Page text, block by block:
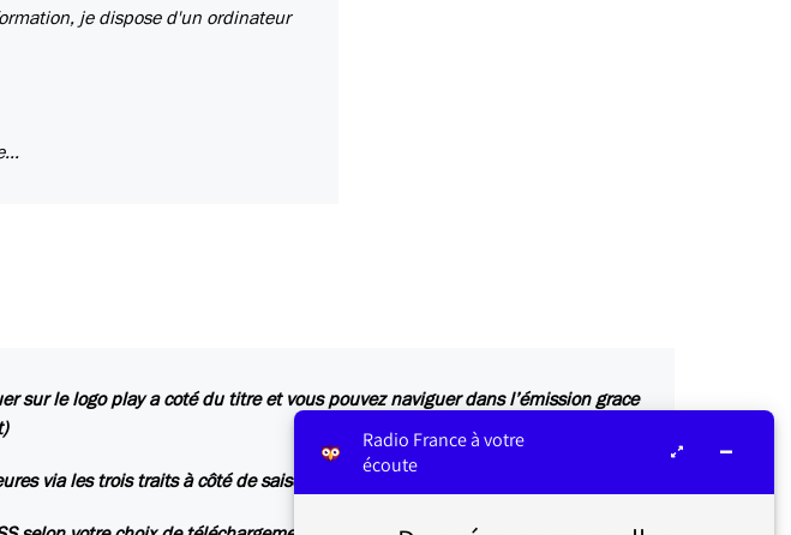
je dispose d'un ordinateur
sur le logo play a coté du titre et vous pouvez naviguer dans l’émission grace
via les trois traits à côté de saison 2015-2016 et vous aurez plus d’émission
Radio France à votre
écoute